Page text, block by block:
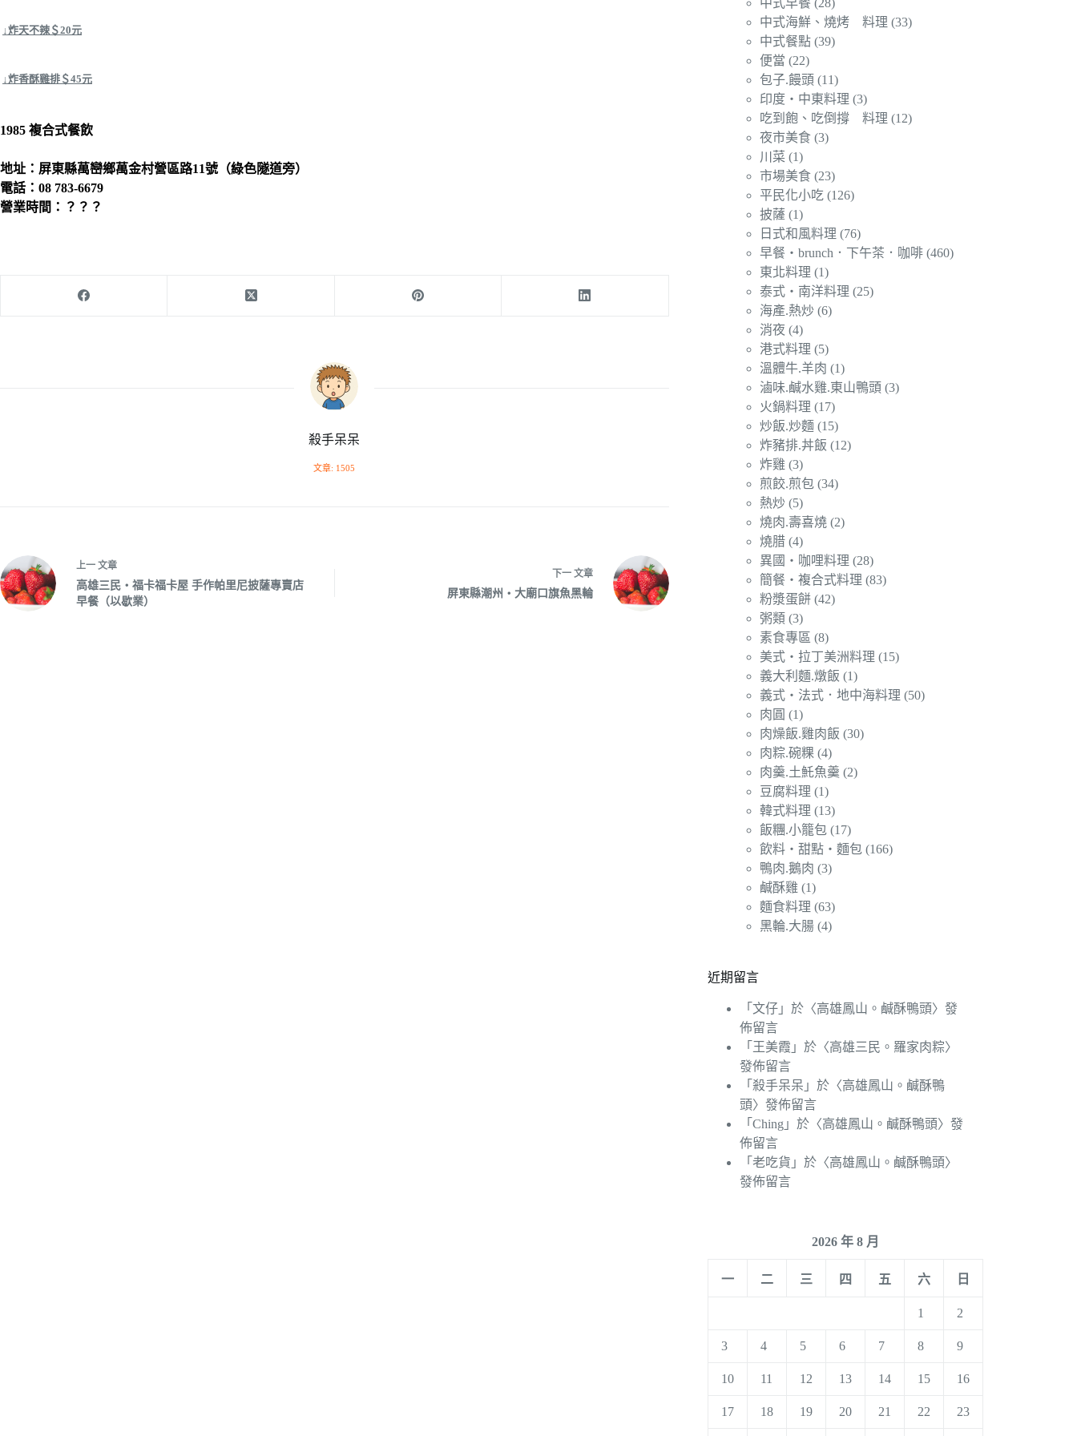
↓炸天不辣＄20元
↓炸香酥雞排＄45元
1985 複合式餐飲
地址：屏東縣萬巒鄉萬金村營區路11號（綠色隧道旁）
電話：08 783-6679
營業時間：？？？
殺手呆呆
文章: 1505
上一 文章
高雄三民‧福卡福卡屋 手作帕里尼披薩專賣店
早餐（以歇業）
下一 文章
屏東縣潮州‧大廟口旗魚黑輪
中式海鮮、燒烤 料理 (33)
中式餐點 (39)
便當 (22)
包子.饅頭 (11)
印度‧中東料理 (3)
吃到飽、吃倒撐 料理 (12)
夜市美食 (3)
川菜 (1)
市場美食 (23)
平民化小吃 (126)
披薩 (1)
日式和風料理 (76)
早餐‧brunch．下午茶．咖啡 (460)
東北料理 (1)
泰式‧南洋料理 (25)
海產.熱炒 (6)
消夜 (4)
港式料理 (5)
溫體牛.羊肉 (1)
滷味.鹹水雞.東山鴨頭 (3)
火鍋料理 (17)
炒飯.炒麵 (15)
炸豬排.丼飯 (12)
炸雞 (3)
煎餃.煎包 (34)
熱炒 (5)
燒肉.壽喜燒 (2)
燒腊 (4)
異國‧咖哩料理 (28)
簡餐‧複合式料理 (83)
粉漿蛋餅 (42)
粥類 (3)
素食專區 (8)
美式‧拉丁美洲料理 (15)
義大利麵.燉飯 (1)
義式‧法式．地中海料理 (50)
肉圓 (1)
肉燥飯.雞肉飯 (30)
肉粽.碗粿 (4)
肉羹.土魠魚羹 (2)
豆腐料理 (1)
韓式料理 (13)
飯糰.小籠包 (17)
飲料‧甜點‧麵包 (166)
鴨肉.鵝肉 (3)
鹹酥雞 (1)
麵食料理 (63)
黑輪.大腸 (4)
近期留言
「文仔 」於〈高雄鳳山。鹹酥鴨頭〉發
佈留言
「 王美霞 」於〈高雄三民。羅家肉粽〉
發佈留言
「殺手呆呆 」於〈高雄鳳山。鹹酥鴨
頭〉發佈留言
「Ching 」於〈高雄鳳山。鹹酥鴨頭〉發
佈留言
「老吃貨 」於〈高雄鳳山。鹹酥鴨頭〉
發佈留言
2026 年 8 月
一 二 三 四 五 六 日
1 2
3 4 5 6 7 8 9
10 11 12 13 14 15 16
17 18 19 20 21 22 23